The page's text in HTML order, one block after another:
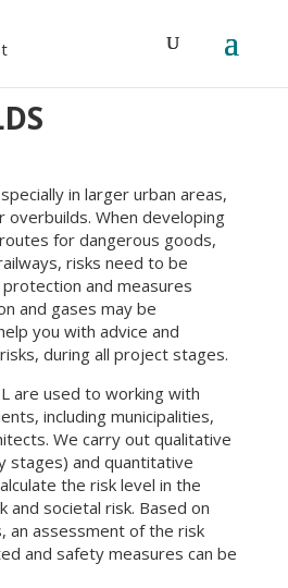
in larger urban areas,
overbuilds. When developing
for dangerous goods,
risks need to be
and measures
and gases may be
you with advice and
during all project stages.
are used to working with
including municipalities,
We carry out qualitative
stages) and quantitative
the risk level in the
and societal risk. Based on
an assessment of the risk
and safety measures can be